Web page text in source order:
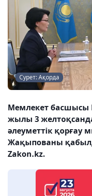
Сурет: Ақорда
Мемлекет басшысы
жылы 3
әлеуметтік қорғау
Жақыпованы
Zakon.kz.